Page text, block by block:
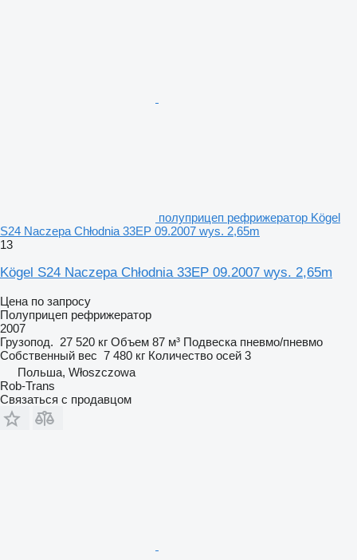
полуприцеп рефрижератор Kögel
S24 Naczepa Chłodnia 33EP 09.2007 wys. 2,65m
13
Kögel S24 Naczepa Chłodnia 33EP 09.2007 wys. 2,65m
Цена по запросу
Полуприцеп рефрижератор
2007
Грузопод. 27 520 кг Объем 87 м³ Подвеска пневмо/пневмо
Собственный вес 7 480 кг Количество осей 3
Польша, Włoszczowa
Rob-Trans
Связаться с продавцом